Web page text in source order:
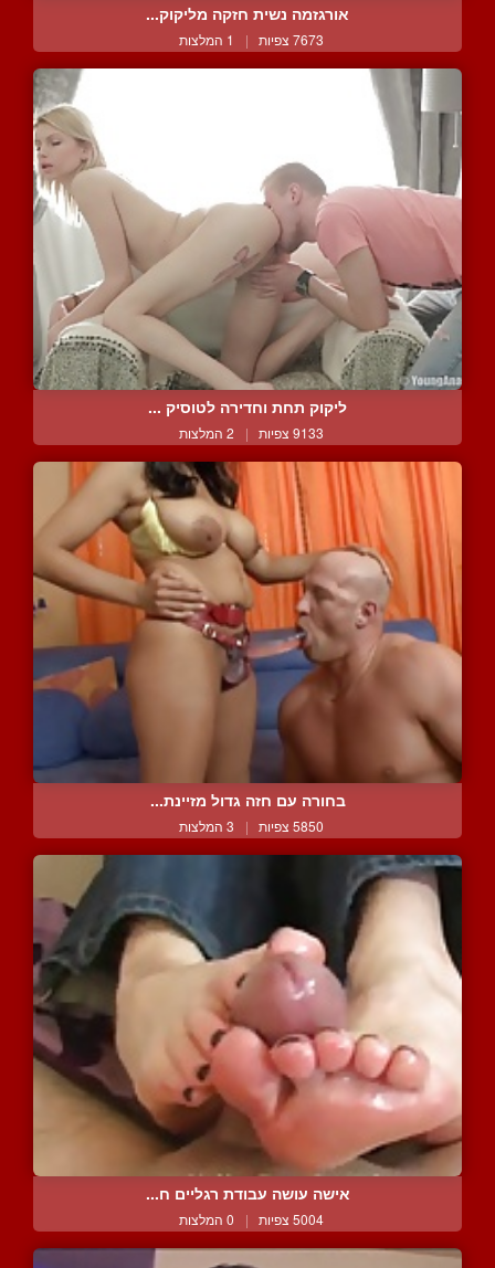
אורגזמה נשית חזקה מליקוק...
7673 צפיות | 1 המלצות
ליקוק תחת וחדירה לטוסיק ...
9133 צפיות | 2 המלצות
בחורה עם חזה גדול מזיינת...
5850 צפיות | 3 המלצות
אישה עושה עבודת רגליים ח...
5004 צפיות | 0 המלצות